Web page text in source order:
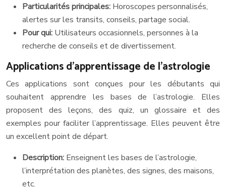
Particularités principales: Horoscopes personnalisés,
alertes sur les transits, conseils, partage social.
Pour qui: Utilisateurs occasionnels, personnes à la
recherche de conseils et de divertissement.
Applications d’apprentissage de l’astrologie
Ces applications sont conçues pour les débutants qui
souhaitent apprendre les bases de l’astrologie. Elles
proposent des leçons, des quiz, un glossaire et des
exemples pour faciliter l’apprentissage. Elles peuvent être
un excellent point de départ.
Description: Enseignent les bases de l’astrologie,
l’interprétation des planètes, des signes, des maisons,
etc.